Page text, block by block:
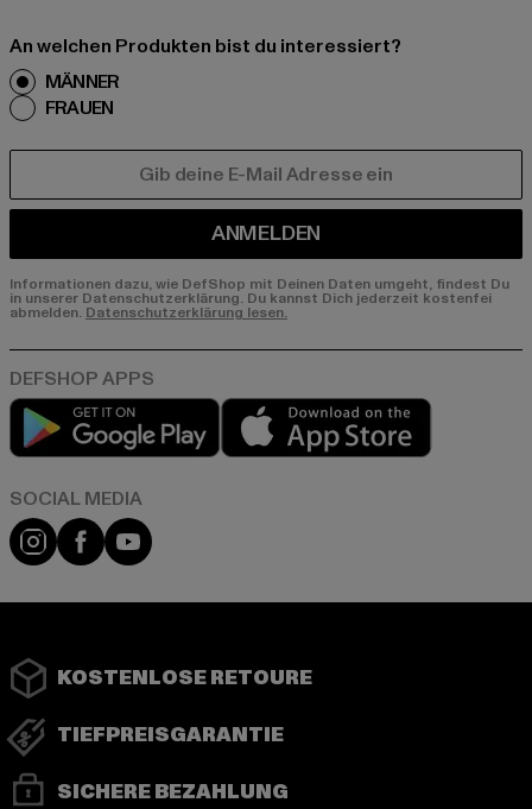
An welchen Produkten bist du interessiert?
MÄNNER
FRAUEN
ANMELDEN
Informationen dazu, wie DefShop mit Deinen Daten umgeht, findest Du
in unserer Datenschutzerklärung. Du kannst Dich jederzeit kostenfei
abmelden. Datenschutzerklärung lesen.
Play market
Instagram
FacebookYouTube
KOSTENLOSE RETOURE
TIEFPREISGARANTIE
SICHERE BEZAHLUNG